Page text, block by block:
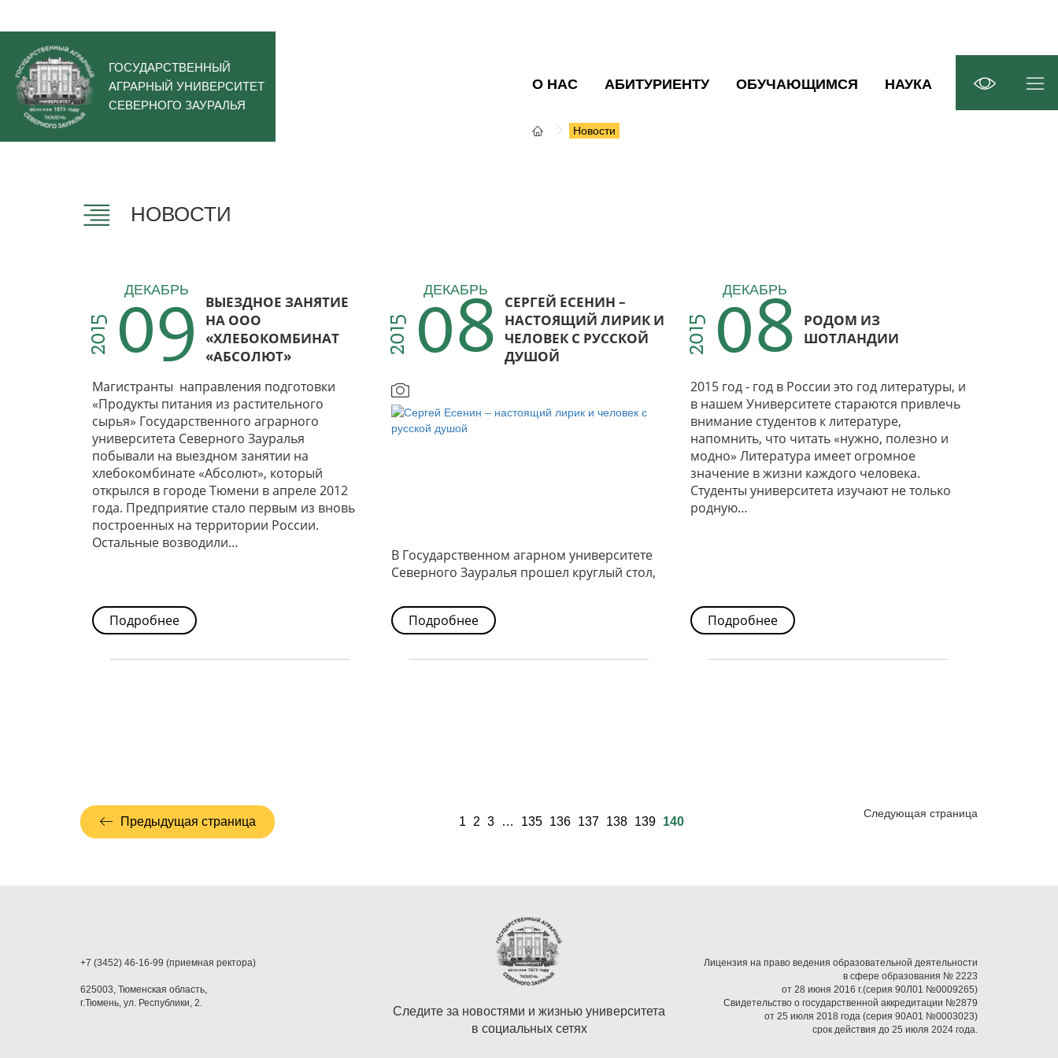
ГОСУДАРСТВЕННЫЙ
АГРАРНЫЙ УНИВЕРСИТЕТ
СЕВЕРНОГО ЗАУРАЛЬЯ
О НАС АБИТУРИЕНТУ ОБУЧАЮЩИМСЯ НАУКА
Новости
НОВОСТИ
2015
ДЕКАБРЬ
09
ВЫЕЗДНОЕ ЗАНЯТИЕ
НА ООО
«ХЛЕБОКОМБИНАТ
«АБСОЛЮТ»
Магистранты направления подготовки
«Продукты питания из растительного
сырья» Государственного аграрного
университета Северного Зауралья
побывали на выездном занятии на
хлебокомбинате «Абсолют», который
открылся в городе Тюмени в апреле 2012
года. Предприятие стало первым из вновь
построенных на территории России.
Остальные возводили…
Подробнее
2015
ДЕКАБРЬ
08
СЕРГЕЙ ЕСЕНИН –
НАСТОЯЩИЙ ЛИРИК И
ЧЕЛОВЕК С РУССКОЙ
ДУШОЙ
В Государственном агарном университете
Северного Зауралья прошел круглый стол,
но обсуждение среди студентов не
закончилось. И так, послесловие.Сергей
своей жизни творчески мыслил и вершил
Подробнее
2015
ДЕКАБРЬ
08
РОДОМ ИЗ
ШОТЛАНДИИ
2015 год - год в России это год литературы, и
в нашем Университете стараются привлечь
внимание студентов к литературе,
напомнить, что читать «нужно, полезно и
модно» Литература имеет огромное
значение в жизни каждого человека.
Студенты университета изучают не только
родную…
Подробнее
Предыдущая страница 1 2 3 … 135 136 137 138 139 140
Следующая страница
+7 (3452) 46-16-99 (приемная ректора)
625003, Тюменская область,
г.Тюмень, ул. Республики, 2.
Следите за новостями и жизнью университета
в социальных сетях
Лицензия на право ведения образовательной деятельности
в сфере образования № 2223
от 28 июня 2016 г.(серия 90Л01 №0009265)
Свидетельство о государственной аккредитации №2879
от 25 июля 2018 года (серия 90А01 №0003023)
срок действия до 25 июля 2024 года.